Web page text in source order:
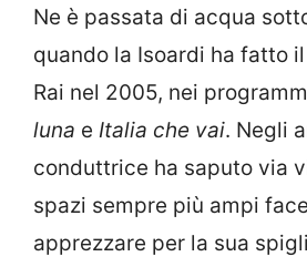
Ne è passata di acqua
quando la Isoardi ha fatto
Rai nel 2005, nei
luna e Italia che vai. Negli
conduttrice ha saputo via
spazi sempre più ampi
apprezzare per la sua